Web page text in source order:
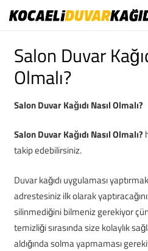
Salon Duvar
Olmalı?
Salon Duvar Kağıdı Nasıl Olmalı?
Salon Duvar Kağıdı Nasıl Olmalı?
takip edebilirsiniz.
Duvar kağıdı uygulaması
adrestesiniz ilk olarak
silinmediğini bilmeniz gerekiyor
temizliği sırasında size kolaylık
aldığında solma yapmaması